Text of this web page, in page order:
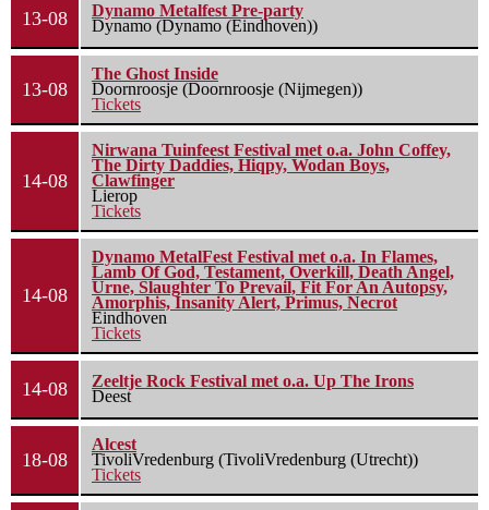
13-08
Dynamo Metalfest Pre-party
Dynamo (Dynamo (Eindhoven))
13-08
The Ghost Inside
Doornroosje (Doornroosje (Nijmegen))
Tickets
14-08
Nirwana Tuinfeest Festival met o.a. John Coffey,
The Dirty Daddies, Hiqpy, Wodan Boys,
Clawfinger
Lierop
Tickets
14-08
Dynamo MetalFest Festival met o.a. In Flames,
Lamb Of God, Testament, Overkill, Death Angel,
Urne, Slaughter To Prevail, Fit For An Autopsy,
Amorphis, Insanity Alert, Primus, Necrot
Eindhoven
Tickets
14-08
Zeeltje Rock Festival met o.a. Up The Irons
Deest
18-08
Alcest
TivoliVredenburg (TivoliVredenburg (Utrecht))
Tickets